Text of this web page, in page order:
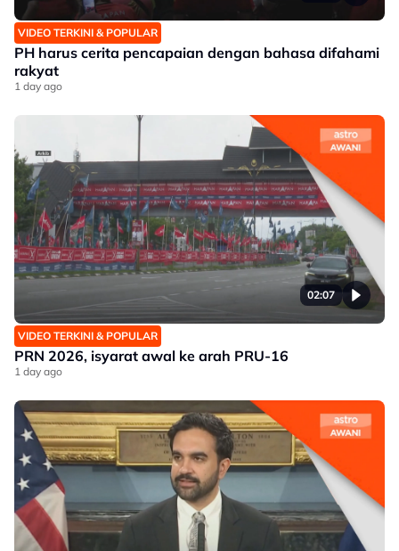
VIDEO TERKINI & POPULAR
PH harus cerita pencapaian dengan bahasa difahami
rakyat
1 day ago
02:07
VIDEO TERKINI & POPULAR
PRN 2026, isyarat awal ke arah PRU-16
1 day ago